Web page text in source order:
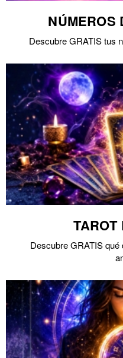
NÚMEROS
Descubre GRATIS tus
TAROT
Descubre GRATIS